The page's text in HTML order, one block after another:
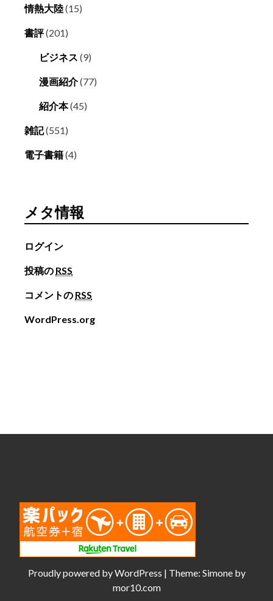
情熱大陸(15)
書評(201)
ビジネス (9)
漫画紹介(77)
紹介本(45)
雑記(551)
電子書籍(4)
メタ情報
ログイン
投稿の RSS
コメントの RSS
WordPress.org
Proudly powered byWordPress | Theme: Simoneby
mor10.com